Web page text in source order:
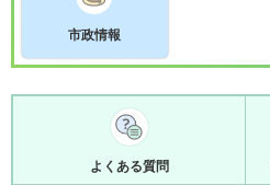
市政情報
よくある質問